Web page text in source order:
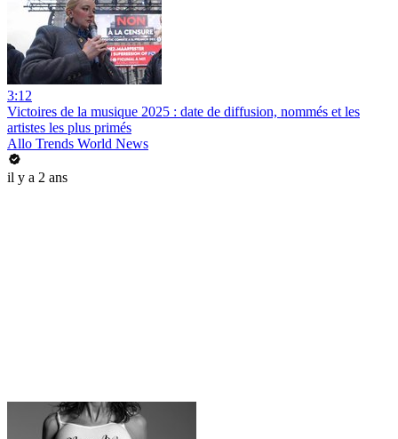
3:12
Victoires de la musique 2025 : date de diffusion, nommés et les
artistes les plus primés
Allo Trends World News
il y a 2 ans